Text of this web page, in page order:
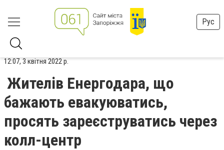
Рус
12:07, 3 квітня 2022 р.
Жителів Енергодара, що
бажають евакуюватись,
просять зареєструватись через
колл-центр